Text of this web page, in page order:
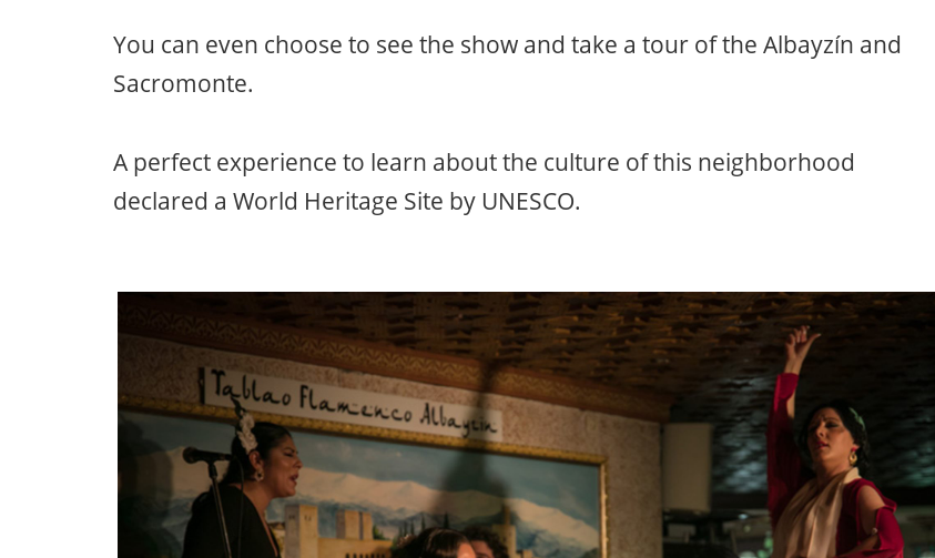
You can even choose to see the show and take a tour of the Albayzín and
Sacromonte.
A perfect experience to learn about the culture of this neighborhood
declared a World Heritage Site by UNESCO.